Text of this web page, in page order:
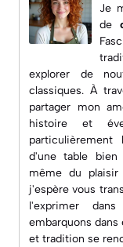
Je
de
explorer de
classiques. À
partager mon
histoire et
d'une table
même du plaisir
j'espère vous
l'exprimer
embarquons
et tradition se